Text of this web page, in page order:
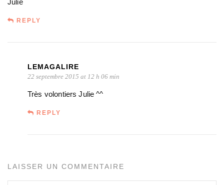
Julie
REPLY
LEMAGALIRE
22 septembre 2015 at 12 h 06 min
Très volontiers Julie ^^
REPLY
LAISSER UN COMMENTAIRE